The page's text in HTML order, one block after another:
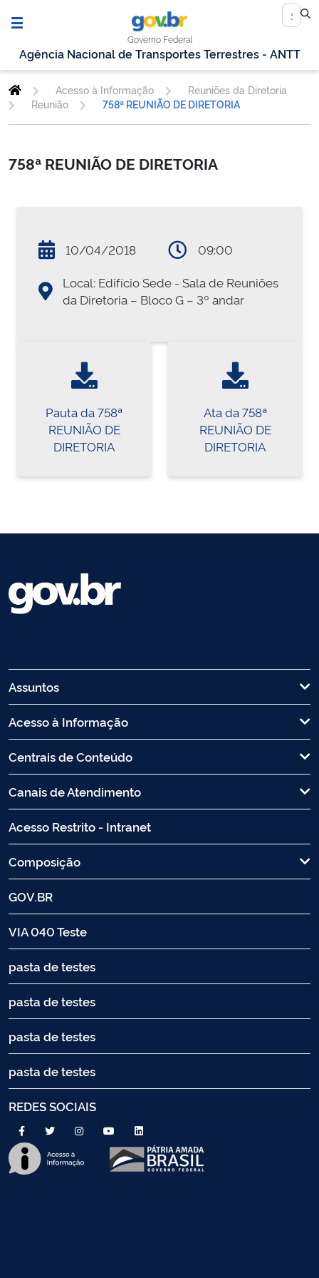
Governo Federal
Agência Nacional de Transportes Terrestres - ANTT
Acesso à Informação
Reuniões da Diretoria
Reunião
758ª REUNIÃO DE DIRETORIA
758ª REUNIÃO DE DIRETORIA
10/04/2018
09:00
Local: Edifício Sede - Sala de Reuniões
da Diretoria – Bloco G – 3º andar
Pauta da 758ª
REUNIÃO DE
DIRETORIA
Ata da 758ª
REUNIÃO DE
DIRETORIA
Assuntos
Acesso à Informação
Centrais de Conteúdo
Canais de Atendimento
Acesso Restrito - Intranet
Composição
GOV.BR
VIA 040 Teste
pasta de testes
pasta de testes
pasta de testes
pasta de testes
REDES SOCIAIS